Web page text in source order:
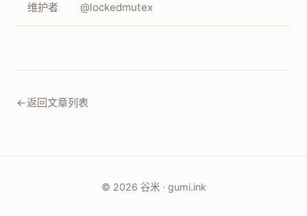
维护者 @lockedmutex
←返回文章列表
© 2026 谷米 · gumi.ink